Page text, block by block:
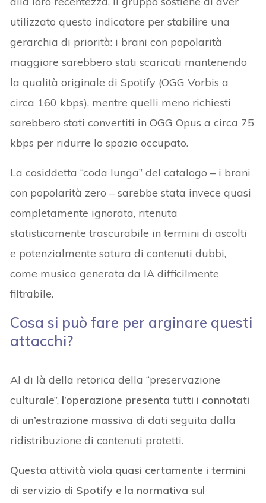
utilizzato questo indicatore per stabilire una
gerarchia di priorità: i brani con popolarità
maggiore sarebbero stati scaricati mantenendo
la qualità originale di Spotify (OGG Vorbis a
circa 160 kbps), mentre quelli meno richiesti
sarebbero stati convertiti in OGG Opus a circa 75
kbps per ridurre lo spazio occupato.
La cosiddetta “coda lunga” del catalogo – i brani
con popolarità zero – sarebbe stata invece quasi
completamente ignorata, ritenuta
statisticamente trascurabile in termini di ascolti
e potenzialmente satura di contenuti dubbi,
come musica generata da IA difficilmente
filtrabile.
Cosa si può fare per arginare questi
attacchi?
Al di là della retorica della “preservazione
culturale”, l’operazione presenta tutti i connotati
di un’estrazione massiva di dati seguita dalla
ridistribuzione di contenuti protetti.
Questa attività viola quasi certamente i termini
di servizio di Spotify e la normativa sul